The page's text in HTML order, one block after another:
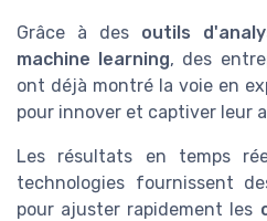
Grâce à des outils
machine learning, des
ont déjà montré la voie en
pour innover et captiver leur
Les résultats en temps
technologies fournissent
pour ajuster rapidement les